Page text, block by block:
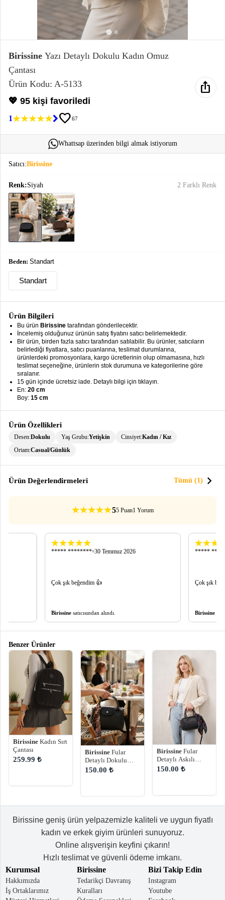
Sweatshirt
T-Shirt
Ev
Giyimkeyboard_arrow_down
Takımlarkeyboard_arrow_down
Alt
Giyimkeyboard_arrow_down
Dış
Giyim keyboard_arrow_down
Tesettür
Giyim keyboard_arrow_down
Büyük
Beden keyboard_arrow_down
İç
Giyimkeyboard_arrow_down
Birissine Yazı Detaylı Dokulu Kadın Omuz
Çantası
Ürün Kodu: A-5133
💖 95 kişi favoriledi
1 favorite67
ios_share
Whattsap üzerinden bilgi almak istiyorum
Satıcı:Birissine
Renk:Siyah 2 Farklı Renk
Beden: Standart
Standart
Ürün Bilgileri
Bu ürün Birissine tarafından gönderilecektir.
İncelemiş olduğunuz ürünün satış fiyatını satıcı belirlemektedir.
Bir ürün, birden fazla satıcı tarafından satılabilir. Bu ürünler, satıcıların
belirlediği fiyatlara, satıcı puanlarına, teslimat durumlarına,
ürünlerdeki promosyonlara, kargo ücretlerinin olup olmamasına, hızlı
teslimat seçeneğine, ürünlerin stok durumuna ve kategorilerine göre
sıralanır.
15 gün içinde ücretsiz iade. Detaylı bilgi için tıklayın.
En: 20 cm
Boy: 15 cm
Ürün Özellikleri
Desen:Dokulu Yaş Grubu:Yetişkin Cinsiyet:Kadın / Kız
Ortam:Casual/Günlük
Ürün Değerlendirmeleri Tümü (1) chevron_right
55 Puan1 Yorum
***** ******** 30 Temmuz 2026
Çok şık beğendim 👍
Birissinesatıcısından alındı.
*****
Çok şık
Birissine
Benzer Ürünler
Birissine Kadın Sırt
Çantası
259.99 ₺
Birissine Fular
Detaylı Dokulu
Askılı Kadın Omuz
150.00 ₺
Birissine Fular
Detaylı Askılı
Kadın El ve Omuz
150.00 ₺
Birissine geniş ürün yelpazemizle kaliteli ve uygun fiyatlı
kadın ve erkek giyim ürünleri sunuyoruz.
Online alışverişin keyfini çıkarın!
Hızlı teslimat ve güvenli ödeme imkanı.
Kurumsal
Hakkımızda
İş Ortaklarımız
Birissine
Tedarikçi Davranış
Kuralları
Bizi Takip Edin
Instagram
Youtube